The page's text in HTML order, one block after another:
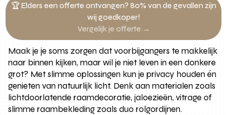
🏆 Elders een offerte ontvangen? 80% van de gevallen zijn
wij goedkoper!
Vergelijk je offerte →
Maak je je soms zorgen dat voorbijgangers te makkelijk
naar binnen kijken, maar wil je niet leven in een donkere
grot? Met slimme oplossingen kun je privacy houden én
genieten van natuurlijk licht. Denk aan materialen zoals
lichtdoorlatende raamdecoratie, jaloezieën, vitrage of
slimme raambekleding zoals duo rolgordijnen.